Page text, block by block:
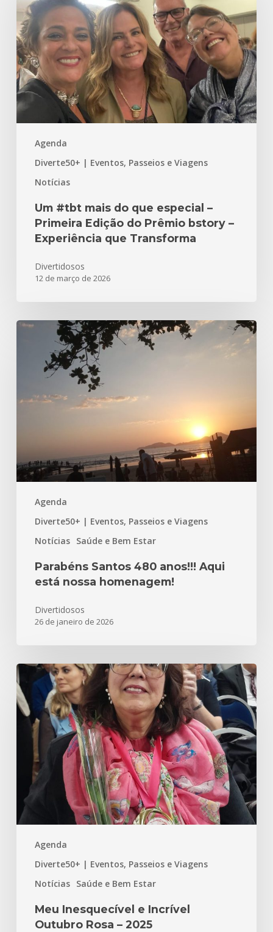
Agenda
Diverte50+ | Eventos, Passeios e Viagens
Notícias
do
que
especial
–
Primeira
Edição
do
Prêmio
bstory
Transforma
Um #tbt mais do que especial –
Primeira Edição do Prêmio bstory –
Experiência que Transforma
Divertidosos
12 de março de 2026
Agenda
Diverte50+ | Eventos, Passeios e Viagens
Notícias Saúde e Bem Estar
Parabéns
está
Parabéns Santos 480 anos!!! Aqui
está nossa homenagem!
Divertidosos
26 de janeiro de 2026
Agenda
Diverte50+ | Eventos, Passeios e Viagens
Notícias Saúde e Bem Estar
Meu
Inesquecível
e
Incrível
Outubro
2025
Meu Inesquecível e Incrível
Outubro Rosa – 2025